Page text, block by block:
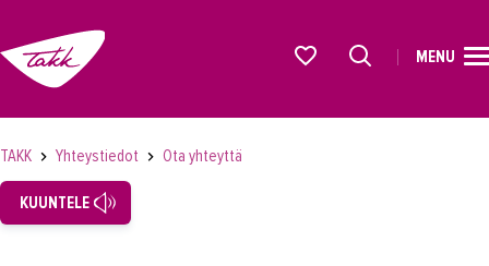
OPISKELIJAKSI
YRITYKSILLE
MENU
TAKK Yhteystiedot Ota yhteyttä
KUUNTELE